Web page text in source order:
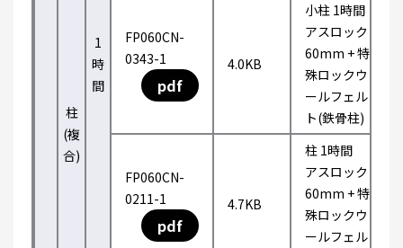
柱
(複
合)
1
時
間
FP060CN-
0343-1
pdf
4.0KB
小柱 1時間
アスロック
60mm + 特
殊ロックウ
ールフェル
ト(鉄骨柱)
FP060CN-
0211-1
pdf
4.7KB
柱 1時間
アスロック
60mm + 特
殊ロックウ
ールフェル